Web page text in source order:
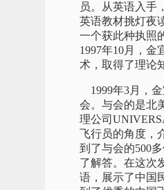
员。从英语入手
英语教材挑灯夜
一个获此种执照
1997年10月，
术，取得了理论
1999年3月，
会。与会的是北
理公司
飞行员的角度，
到了与会的500
了解答。在这次
语，展示了中国